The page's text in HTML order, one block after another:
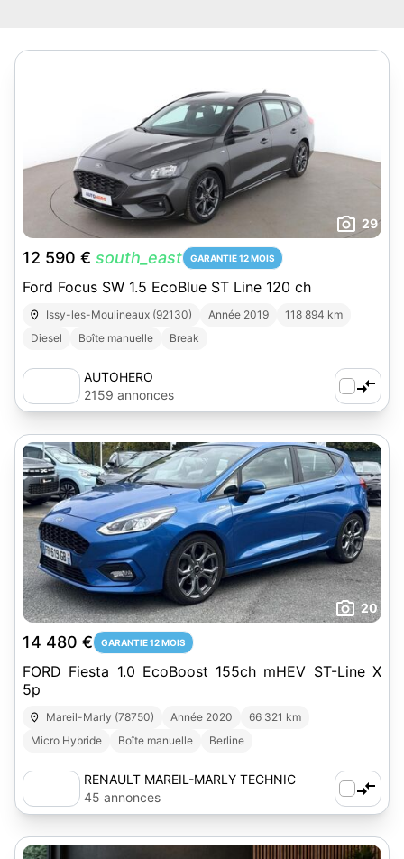
29
12 590 € south_east GARANTIE 12 MOIS
Ford Focus SW 1.5 EcoBlue ST Line 120 ch
Issy-les-Moulineaux (92130) Année 2019
118 894 km
Diesel
Boîte manuelle Break
AUTOHERO
2159 annonces
20
14 480 € GARANTIE 12 MOIS
FORD Fiesta 1.0 EcoBoost 155ch mHEV ST-Line X
5p
Mareil-Marly (78750) Année 2020
66 321 km
Micro Hybride
Boîte manuelle Berline
RENAULT MAREIL-MARLY TECHNIC
AUTO SERVICE - GROUPE RABOT
45 annonces